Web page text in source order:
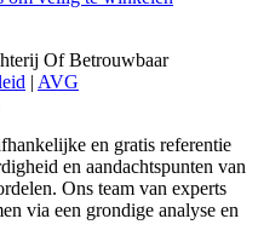
Of Betrouwbaar
| AVG
en gratis referentie
en aandachtspunten van
Ons team van experts
via een grondige analyse en